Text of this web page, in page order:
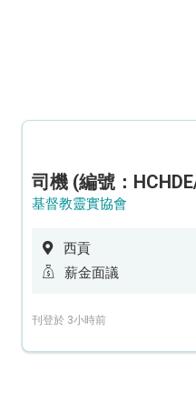
基督教靈實協會
西貢
薪金面議
刊登於 3小時前